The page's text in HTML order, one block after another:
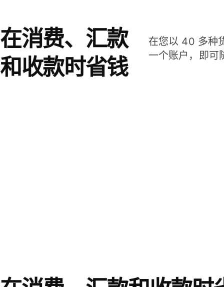
在消费、汇款
和收款时省钱
在您以 40 多种
一个账户，即可